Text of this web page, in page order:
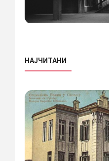
НАЈЧИТАНИ